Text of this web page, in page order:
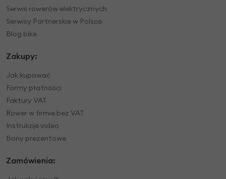
Serwis rowerów elektrycznych
Serwisy Partnerskie w Polsce
Blog bike
Zakupy:
Jak kupować
Formy płatności
Faktury VAT
Rower w firmie bez VAT
Instrukcje video
Bony prezentowe
Zamówienia: